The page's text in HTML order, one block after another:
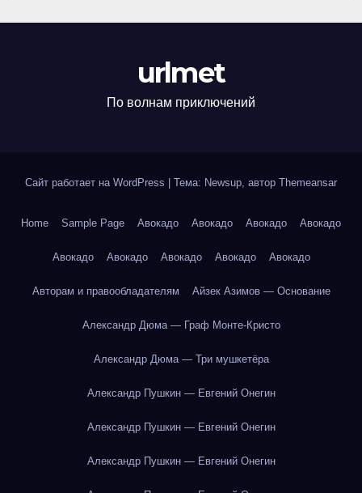
urlmet
По волнам приключений
Сайт работает на WordPress Тема: Newsup, автор Themeansar
Home Sample Page Авокадо Авокадо Авокадо Авокадо
Авокадо Авокадо Авокадо Авокадо Авокадо
Авторам и правообладателям Айзек Азимов — Основание
Александр Дюма — Граф Монте-Кристо
Александр Дюма — Три мушкетёра
Александр Пушкин — Евгений Онегин
Александр Пушкин — Евгений Онегин
Александр Пушкин — Евгений Онегин